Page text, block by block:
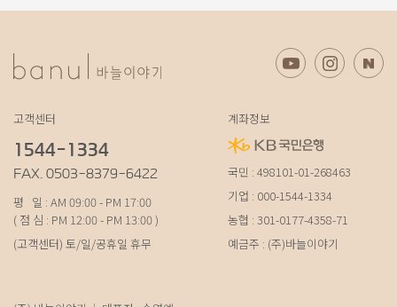
고객센터
1544-1334
FAX. 0503-8379-6422
평 일 : AM 09:00 - PM 17:00
( 점 심 : PM 12:00 - PM 13:00 )
(고객센터) 토/일/공휴일 휴무
계좌정보
국민 : 498101-01-268463
기업 : 000-1544-1334
농협 : 301-0177-4358-71
예금주 : (주)바늘이야기